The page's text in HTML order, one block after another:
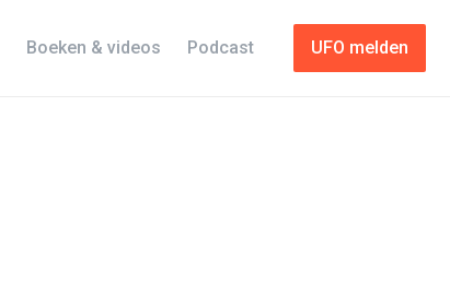
UFO melden
Boeken & videos Podcast